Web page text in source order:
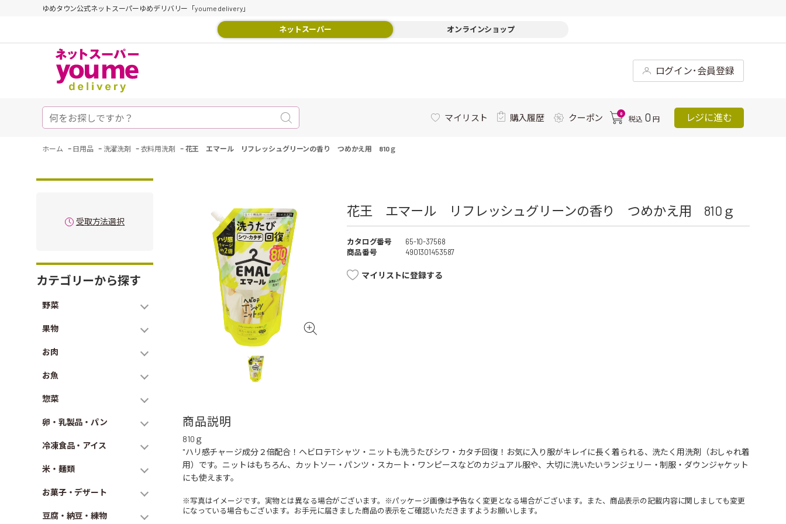
ゆめタウン公式ネットスーパーゆめデリバリー「youme delivery」
ネットスーパー オンラインショップ
ログイン･会員登録
マイリスト 購入履歴 クーポン 0
税込 0 円 レジに進む
ホーム - 日用品 - 洗濯洗剤 - 衣料用洗剤 - 花王 エマール リフレッシュグリーンの香り つめかえ用 810ｇ
受取方法選択
カテゴリーから探す
野菜
果物
お肉
お魚
惣菜
卵・乳製品・パン
冷凍食品・アイス
米・麺類
お菓子・デザート
豆腐・納豆・練物
花王 エマール リフレッシュグリーンの香り つめかえ用 810ｇ
カタログ番号
65-10-37568
商品番号
4901301453587
マイリストに登録する
商品説明
810ｇ
"ハリ感チャージ成分２倍配合！ヘビロテTシャツ・ニットも洗うたびシワ・カタチ回復！お気に入り服がキレイに長く着られる、洗たく用洗剤（おしゃれ着
用）です。ニットはもちろん、カットソー・パンツ・スカート・ワンピースなどのカジュアル服や、大切に洗いたいランジェリー・制服・ダウンジャケット
にも使えます。
※写真はイメージです。実物とは異なる場合がございます。※パッケージ画像は予告なく変更となる場合がございます。また、商品表示の記載内容に関しましても変更
になっている場合もございます。お手元に届きました商品の表示をご確認いただきますようお願いします。